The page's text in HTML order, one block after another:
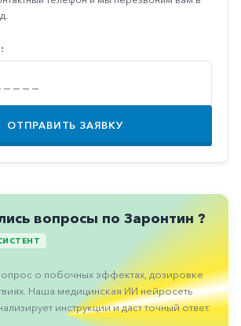
ОТПРАВИТЬ ЗАЯВКУ
вопросы по Заронтин ?
о побочных эффектах, дозировке
Наша медицинская ИИ нейросеть
инструкции и даст точный ответ.